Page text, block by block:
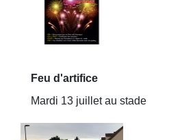
Feu d'artifice
Mardi 13 juillet au stade